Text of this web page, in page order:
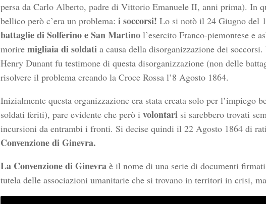
persa da Carlo Alberto, padre di Vittorio Emanuele II, anni prima). In
bellico però c’era un problema: i soccorsi! Lo si notò il 24 Giugno del
battaglie di Solferino e San Martino l’esercito Franco-piemontese e
morire migliaia di soldati a causa della disorganizzazione dei
Henry Dunant fu testimone di questa disorganizzazione (non delle
risolvere il problema creando la Croce Rossa l’8 Agosto 1864.
Inizialmente questa organizzazione era stata creata solo per l’impiego
soldati feriti), pare evidente che però i volontari si sarebbero trovati
incursioni da entrambi i fronti. Si decise quindi il 22 Agosto 1864 di
Convenzione di Ginevra.
La Convenzione di Ginevra è il nome di una serie di documenti
tutela delle associazioni umanitarie che si trovano in territori in crisi,